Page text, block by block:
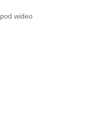
wideo